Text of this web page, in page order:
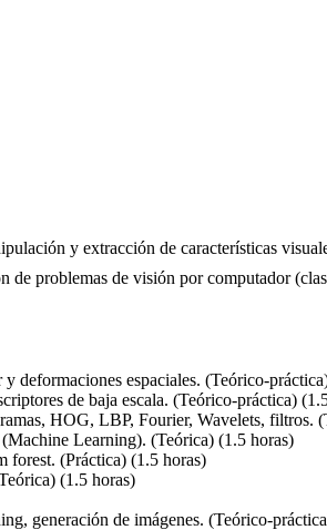
y extracción de características
de problemas de visión por computador
deformaciones espaciales. (Teórico-
de baja escala. (Teórico-práctica)
HOG, LBP, Fourier, Wavelets, filtros.
Learning). (Teórica) (1.5 horas)
(Práctica) (1.5 horas)
(1.5 horas)
generación de imágenes. (Teórico-